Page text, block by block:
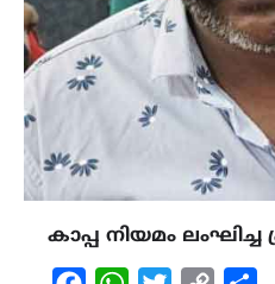
കാപ്പ നിയമം ലംഘിച്ച